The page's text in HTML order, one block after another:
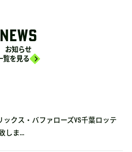
NEWS
お知らせ
覧を見る
ックス・バファローズvs千葉ロッテ
しま...